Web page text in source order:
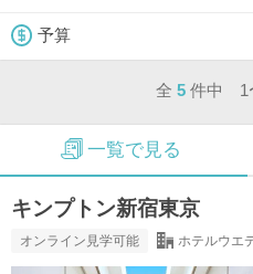
予算
全 5 件中 1
一覧で見る
キンプトン新宿東京
オンライン見学可能 ホテルウエ